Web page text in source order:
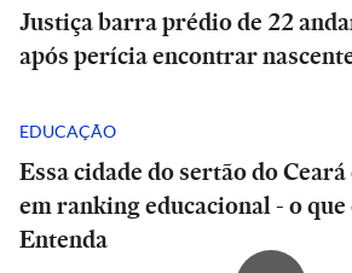
Justiça barra prédio de 22
após perícia encontrar
EDUCAÇÃO
Essa cidade do sertão do Ceará
em ranking educacional - o
Entenda